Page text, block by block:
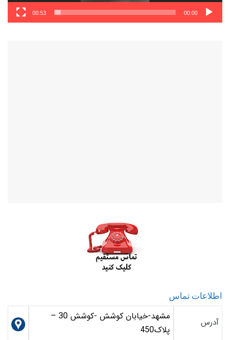
00:00
00:53
اطلاعات تماس
آدرس
مشهد-خیابان کوشش -کوشش 30 –
پلاک450